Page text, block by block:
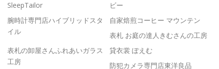
SleepTailor
ビー
腕時計専門店ハイブリッドスタ
イル
自家焙煎コーヒー マウンテン
表札 お庭の達人きむさんの工房
表札の卸屋さんふれあいガラス
工房
貸衣裳 ぽえむ
防犯カメラ専門店東洋良品